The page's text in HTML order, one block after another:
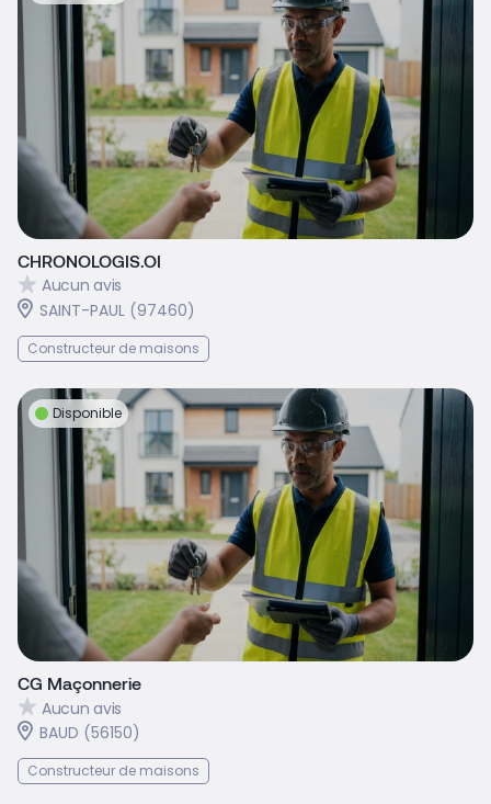
CHRONOLOGIS.OI
Aucun avis
SAINT-PAUL (97460)
Constructeur de maisons
Disponible
CG Maçonnerie
Aucun avis
BAUD (56150)
Constructeur de maisons